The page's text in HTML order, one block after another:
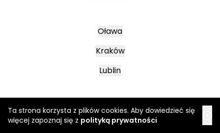
Ta strona korzysta z plików cookies. Aby dowiedzieć się
więcej zapoznaj się z polityką prywatności
Oława
Kraków
Lublin
Mielec
Leszno